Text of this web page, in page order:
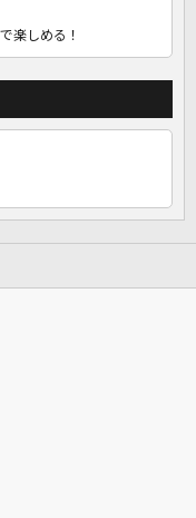
楽しめる！